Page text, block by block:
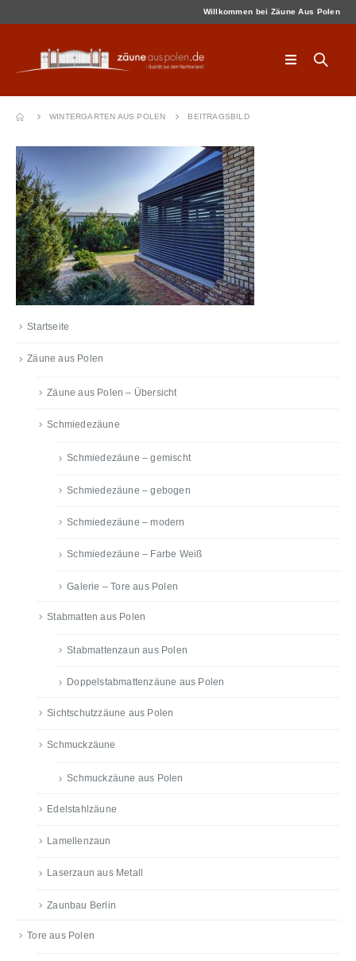
Willkommen bei Zäune Aus Polen
WINTERGARTEN AUS POLEN BEITRAGSBILD
Startseite
Zäune aus Polen
Zäune aus Polen – Übersicht
Schmiedezäune
Schmiedezäune – gemischt
Schmiedezäune – gebogen
Schmiedezäune – modern
Schmiedezäune – Farbe Weiß
Galerie – Tore aus Polen
Stabmatten aus Polen
Stabmattenzaun aus Polen
Doppelstabmattenzäune aus Polen
Sichtschutzzäune aus Polen
Schmuckzäune
Schmuckzäune aus Polen
Edelstahlzäune
Lamellenzaun
Laserzaun aus Metall
Zaunbau Berlin
Tore aus Polen